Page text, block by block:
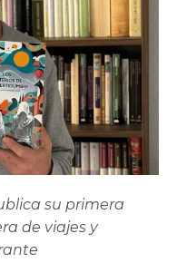
su primera
de viajes y